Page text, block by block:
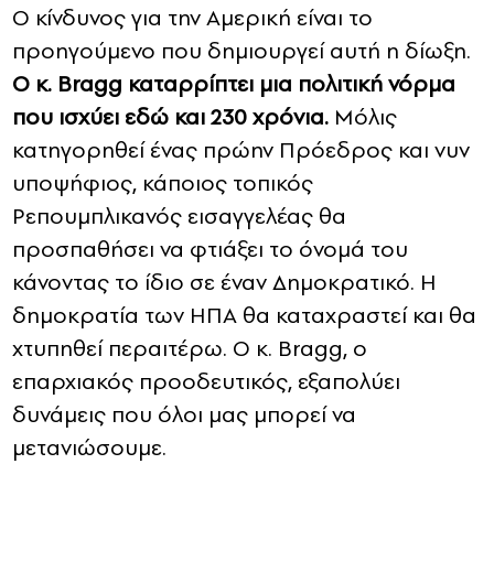
Ο κίνδυνος για την Αμερική είναι το
προηγούμενο που δημιουργεί αυτή η δίωξη.
Ο κ. Bragg καταρρίπτει μια πολιτική νόρμα
που ισχύει εδώ και 230 χρόνια. Μόλις
κατηγορηθεί ένας πρώην Πρόεδρος και νυν
υποψήφιος, κάποιος τοπικός
Ρεπουμπλικανός εισαγγελέας θα
προσπαθήσει να φτιάξει το όνομά του
κάνοντας το ίδιο σε έναν Δημοκρατικό. Η
δημοκρατία των ΗΠΑ θα καταχραστεί και θα
χτυπηθεί περαιτέρω. Ο κ. Bragg, ο
επαρχιακός προοδευτικός, εξαπολύει
δυνάμεις που όλοι μας μπορεί να
μετανιώσουμε.